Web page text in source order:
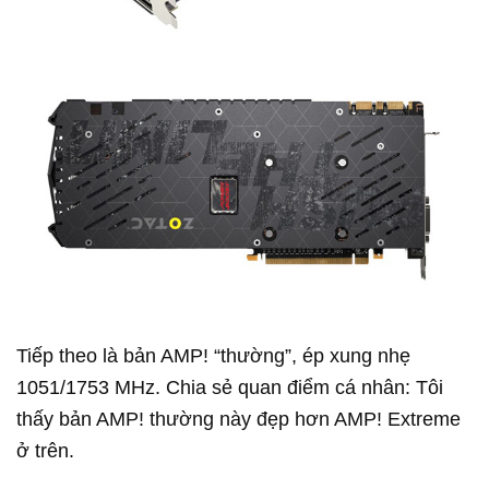
Tiếp theo là bản AMP! “thường”, ép xung nhẹ
1051/1753 MHz. Chia sẻ quan điểm cá nhân: Tôi
thấy bản AMP! thường này đẹp hơn AMP! Extreme
ở trên.